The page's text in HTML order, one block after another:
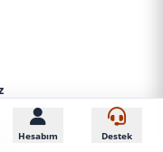
Hesabım Destek